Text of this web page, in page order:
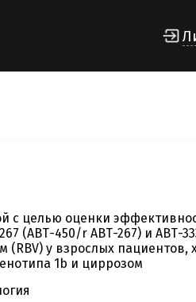
с целью оценки
(АВТ-450/r АВТ-267) и АВТ-
у взрослых пациентов,
1b и циррозом